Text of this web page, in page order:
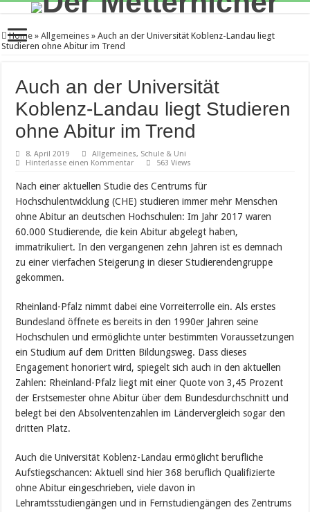
Home » Allgemeines » Auch an der Universität Koblenz-Landau liegt
Studieren ohne Abitur im Trend
Auch an der Universität
Koblenz-Landau liegt Studieren
ohne Abitur im Trend
8. April 2019 Allgemeines, Schule & Uni
Hinterlasse einen Kommentar
563 Views
Nach einer aktuellen Studie des Centrums für
Hochschulentwicklung (CHE) studieren immer mehr Menschen
ohne Abitur an deutschen Hochschulen: Im Jahr 2017 waren
60.000 Studierende, die kein Abitur abgelegt haben,
immatrikuliert. In den vergangenen zehn Jahren ist es demnach
zu einer vierfachen Steigerung in dieser Studierendengruppe
gekommen.
Rheinland-Pfalz nimmt dabei eine Vorreiterrolle ein. Als erstes
Bundesland öffnete es bereits in den 1990er Jahren seine
Hochschulen und ermöglichte unter bestimmten Voraussetzungen
ein Studium auf dem Dritten Bildungsweg. Dass dieses
Engagement honoriert wird, spiegelt sich auch in den aktuellen
Zahlen: Rheinland-Pfalz liegt mit einer Quote von 3,45 Prozent
der Erstsemester ohne Abitur über dem Bundesdurchschnitt und
belegt bei den Absolventenzahlen im Ländervergleich sogar den
dritten Platz.
Auch die Universität Koblenz-Landau ermöglicht berufliche
Aufstiegschancen: Aktuell sind hier 368 beruflich Qualifizierte
ohne Abitur eingeschrieben, viele davon in
Lehramtsstudiengängen und in Fernstudiengängen des Zentrums